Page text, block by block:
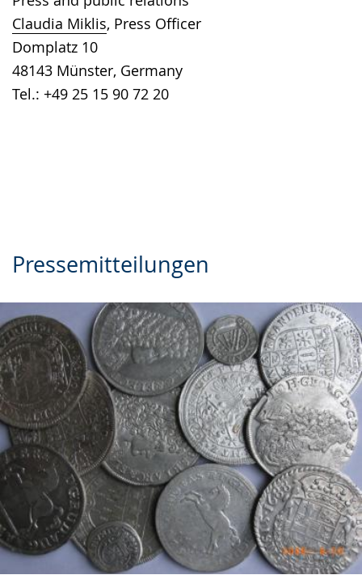
Claudia Miklis, Press Officer
Domplatz 10
48143 Münster, Germany
Tel.: +49 25 15 90 72 20
language.
open
up
presenting
the
text
Pressemitteilungen